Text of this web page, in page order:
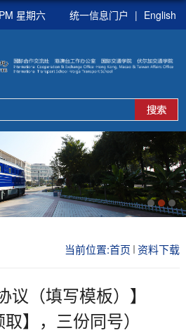
星期六 统一信息门户 | English
当前位置:首页 资料下载
议（填写模板）】
取】，三份同号）